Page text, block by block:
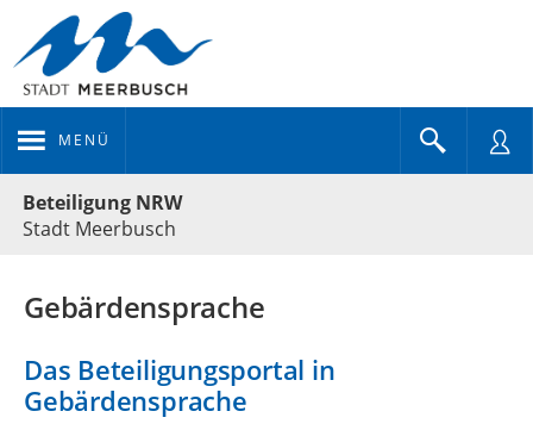
MENÜ
Beteiligung NRW
Stadt Meerbusch
Gebärdensprache
Das Beteiligungsportal in
Gebärdensprache